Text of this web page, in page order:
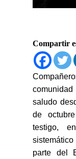
Compartir
saludo
de
testigo,
parte del